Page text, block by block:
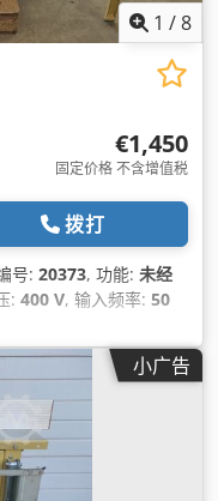
1 /8
€1,450
固定价格 不含增值税
拨打
号: 20373, 功能: 未经
: 400 V, 输入频率: 50
类型:机械的, 锯片孔径:
最小）:4,000 转/分, 总
标志, 锯片防护罩
小广告